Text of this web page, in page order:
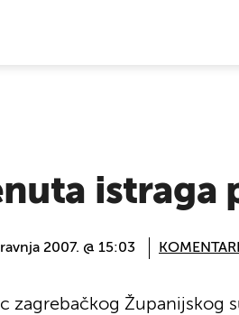
istraga
2007. @ 15:03 KOMENTARI
zagrebačkog Županijskog